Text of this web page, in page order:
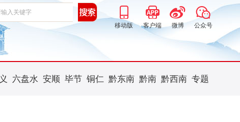
移动版 客户端 微博 公众号
六盘水 安顺 毕节 铜仁 黔东南 黔南 黔西南 专题